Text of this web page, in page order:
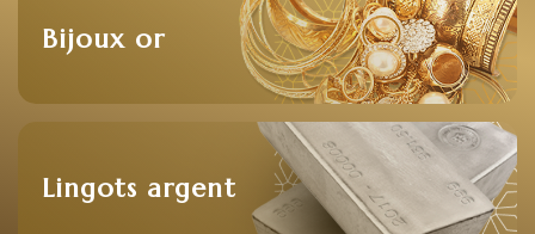
Bijoux or
Lingots argent